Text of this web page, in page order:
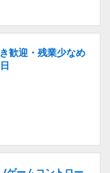
歓迎・残業少なめ